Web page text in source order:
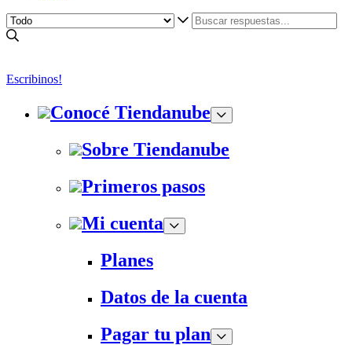
Escribinos!
Conocé Tiendanube
Sobre Tiendanube
Primeros pasos
Mi cuenta
Planes
Datos de la cuenta
Pagar tu plan